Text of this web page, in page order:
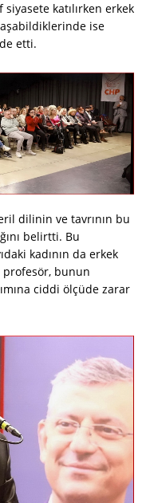
katılırken erkek
aşabildiklerinde ise
etti.
dilinin ve tavrının bu
belirtti. Bu
kadının da erkek
profesör, bunun
ciddi ölçüde zarar